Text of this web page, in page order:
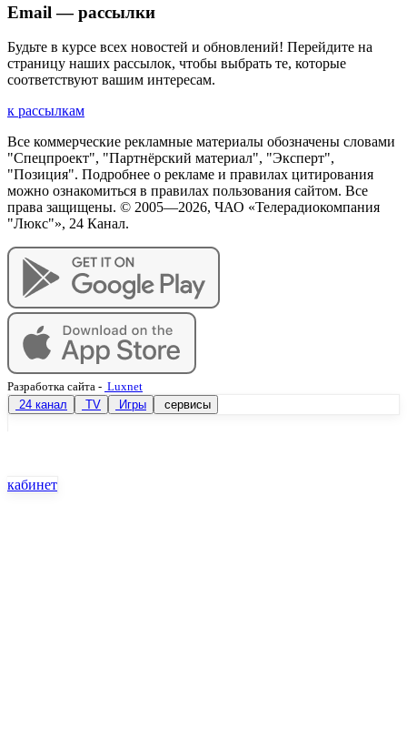
Email — рассылки
Будьте в курсе всех новостей и обновлений! Перейдите на
страницу наших рассылок, чтобы выбрать те, которые
соответствуют вашим интересам.
к рассылкам
Все коммерческие рекламные материалы обозначены словами
"Спецпроект", "Партнёрский материал", "Эксперт",
"Позиция". Подробнее о рекламе и правилах цитирования
можно ознакомиться в правилах пользования сайтом. Все
права защищены. © 2005—2026, ЧАО «Телерадиокомпания
"Люкс"», 24 Канал.
Разработка сайта - Luxnet
24 канал
TV Игры сервисы
кабинет